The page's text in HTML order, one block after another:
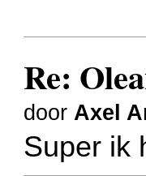
Re:
door Axel
Super ik